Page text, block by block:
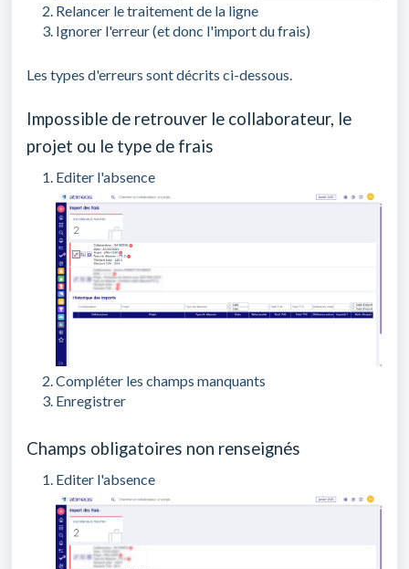
Relancer le traitement de la ligne
Ignorer l'erreur (et donc l'import du frais)
Les types d'erreurs sont décrits ci-dessous.
Impossible de retrouver le collaborateur, le
projet ou le type de frais
Editer l'absence
Compléter les champs manquants
Enregistrer
Champs obligatoires non renseignés
Editer l'absence